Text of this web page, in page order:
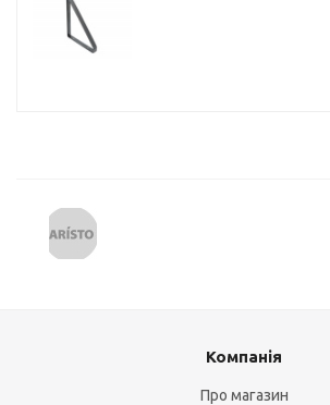
Компанія
Про магазин